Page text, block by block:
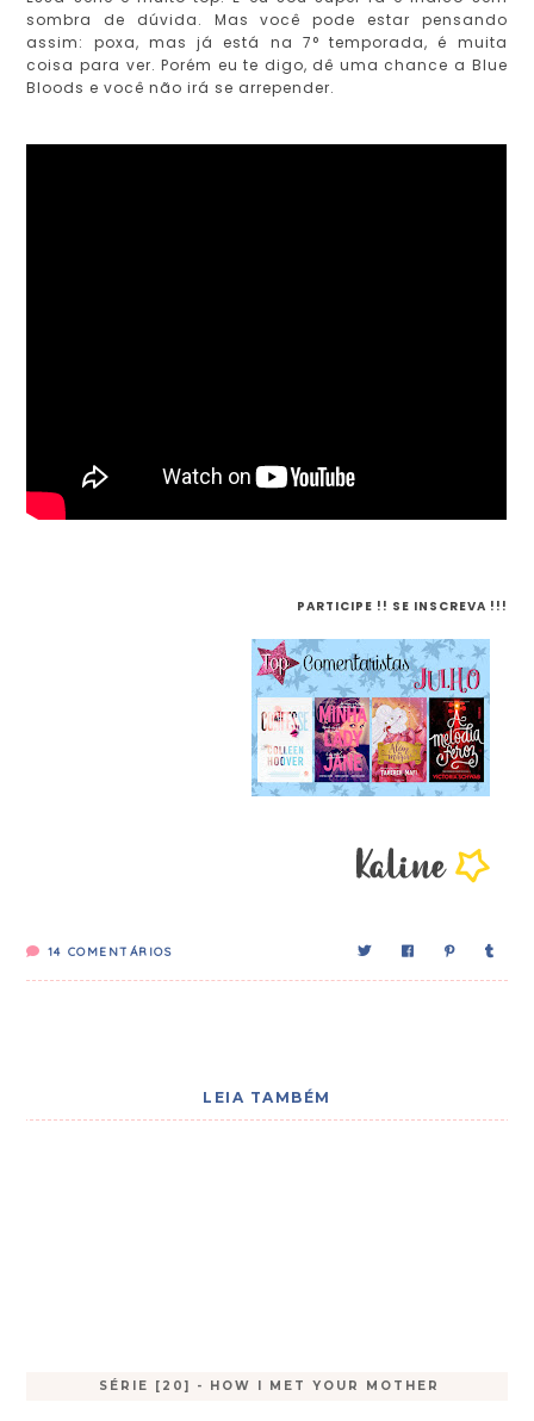
sombra de dúvida. Mas você pode estar pensando
assim: poxa, mas já está na 7° temporada, é muita
coisa para ver. Porém eu te digo, dê uma chance a Blue
Bloods e você não irá se arrepender.
PARTICIPE !! SE INSCREVA !!!
14 COMENTÁRIOS
LEIA TAMBÉM
SÉRIE [20] - HOW I MET YOUR MOTHER